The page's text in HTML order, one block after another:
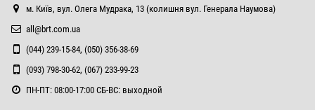
м. Київ, вул. Олега Мудрака, 13 (колишня вул. Генерала Наумова)
all@brt.com.ua
(044) 239-15-84, (050) 356-38-69
(093) 798-30-62, (067) 233-99-23
ПН-ПТ: 08:00-17:00 СБ-ВС: выходной